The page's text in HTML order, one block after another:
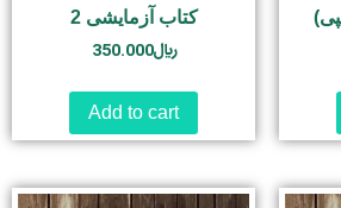
کتاب آزمایشی 2
﷼350.000
Add to cart